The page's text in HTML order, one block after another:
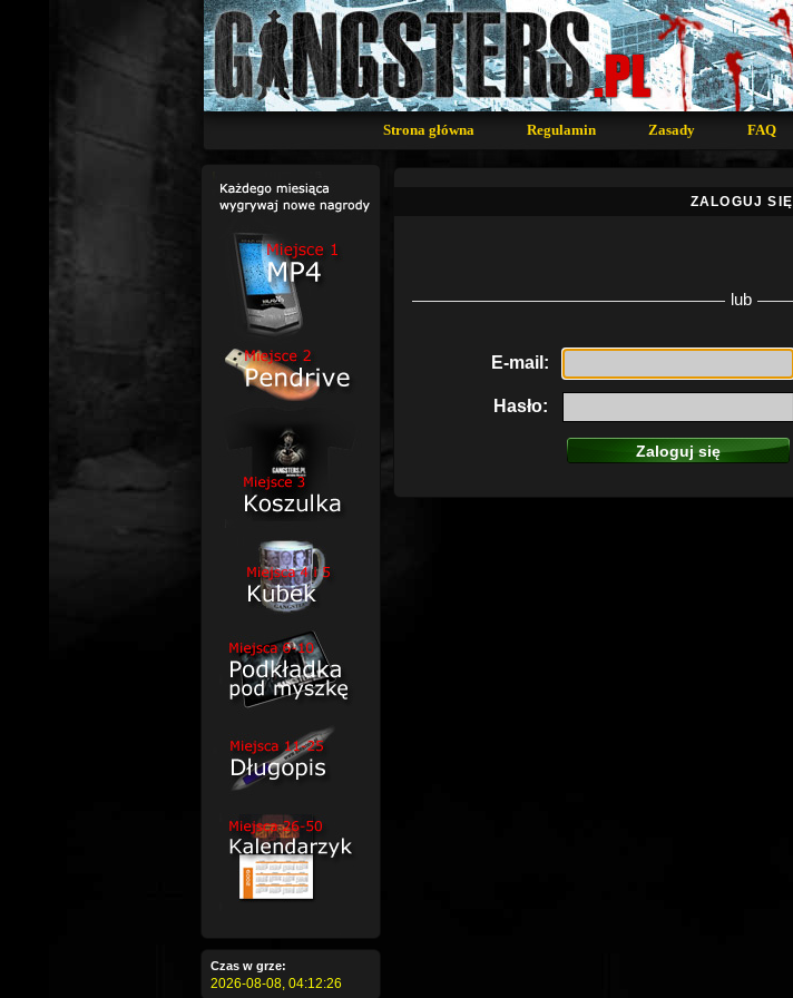
Strona główna Regulamin Zasady FAQ
Czas w grze:
2026-08-08, 04:12:27
ZALOGUJ SIĘ
lub
E-mail:
Hasło: